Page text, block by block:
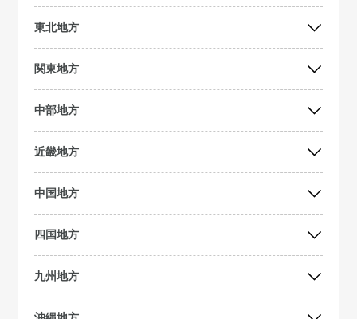
東北地方
関東地方
中部地方
近畿地方
中国地方
四国地方
九州地方